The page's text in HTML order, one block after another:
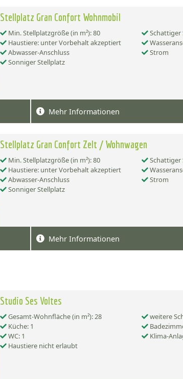
Stellplatz Gran Confort Wohnmobil
Min. Stellplatzgröße (in m²): 80
Schattiger
Haustiere: unter Vorbehalt akzeptiert
Abwasser-Anschluss
Strom
Sonniger Stellplatz
Mehr Informationen
Stellplatz Gran Confort Zelt / Wohnwagen
Min. Stellplatzgröße (in m²): 80
Schattiger
Haustiere: unter Vorbehalt akzeptiert
Abwasser-Anschluss
Strom
Sonniger Stellplatz
Mehr Informationen
Studio Ses Voltes
Gesamt-Wohnfläche (in m²): 28
weitere
Küche: 1
WC: 1
Klima-
Haustiere nicht erlaubt